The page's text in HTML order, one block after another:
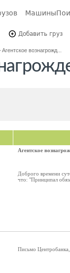
Машины
Добавить груз
Агентское вознагрожд...
Агентское
Доброго времени
что: "Принципал
Письмо Центробанка,